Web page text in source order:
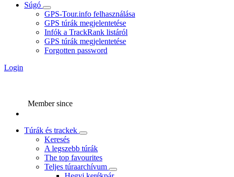
Súgó
GPS-Tour.info felhasználása
GPS túrák megjelentetése
Infók a TrackRank listáról
GPS túrák megjelentetése
Forgotten password
Login
Member since
Túrák és trackek
Keresés
A legszebb túrák
The top favourites
Teljes túraarchívum